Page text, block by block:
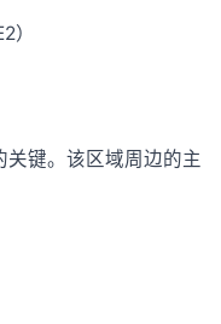
）
关键。该区域周边的主